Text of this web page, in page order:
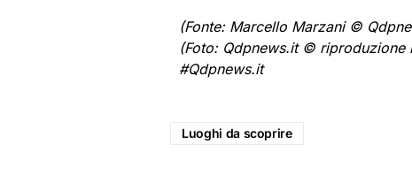
(Fonte: Marcello Marzani ©
(Foto: Qdpnews.it © riproduzione
#Qdpnews.it
Luoghi da scoprire